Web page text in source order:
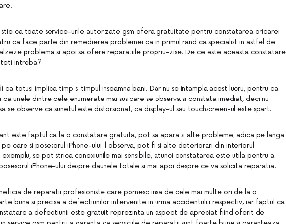
stie ca toate service-urile autorizate gsm ofera gratuitate pentru constatarea oricarei
ca face parte din remedierea problemei ca in primul rand ca specialist in astfel de
problema si apoi sa ofere reparatiile propriu-zise. De ce este aceasta constatare
intreba?
ca totusi implica timp si timpul inseamna bani. Dar nu se intampla acest lucru, pentru ca
ca unele dintre cele enumerate mai sus care se observa si constata imediat, deci nu
se observe ca sunetul este distorsionat, ca display-ul sau touchscreen-ul este spart.
este faptul ca la o constatare gratuita, pot sa apara si alte probleme, adica pe langa
pe care si posesorul iPhone-ului il observa, pot fi si alte deteriorari din interiorul
se pot strica conexiunile mai sensibile, atunci constatarea este utila pentru a
iPhone-ului despre daunele totale si mai apoi despre ce va solicita reparatia.
de reparatii profesioniste care pornesc insa de cele mai multe ori de la o
buna si precisa a defectiunilor intervenite in urma accidentului respectiv, iar faptul ca
a defectiunii este gratuit reprezinta un aspect de apreciat fiind oferit de